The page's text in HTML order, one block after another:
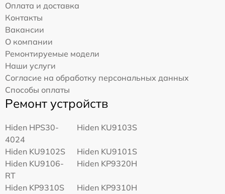
Оплата и доставка
Контакты
Вакансии
О компании
Ремонтируемые модели
Наши услуги
Согласие на обработку персональных данных
Способы оплаты
Ремонт устройств
Hiden HPS30-
4024
Hiden KU9103S
Hiden KU9102S
Hiden KU9101S
Hiden KU9106-
RT
Hiden KP9320H
Hiden KP9310S
Hiden KP9310H